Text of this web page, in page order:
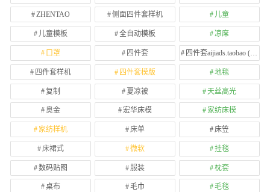
ZHENTAO 侧面四件套样机 儿童
儿童模板 全自动模板 凉席
口罩 四件套 四件套aijiads.taobao (1639)
四件套样机 四件套模版 地毯
复制 夏凉被 天丝高光
奥金 宏华床模 家纺床模
家纺样机 床单 床笠
床裙式 微软 挂毯
数码贴图 服装 枕套
桌布 毛巾 毛毯